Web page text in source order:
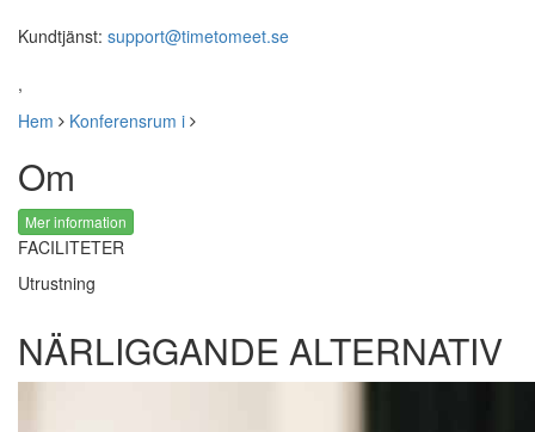
Kundtjänst: support@timetomeet.se
,
Hem
Konferensrum i
Om
Mer information
FACILITETER
Utrustning
NÄRLIGGANDE ALTERNATIV